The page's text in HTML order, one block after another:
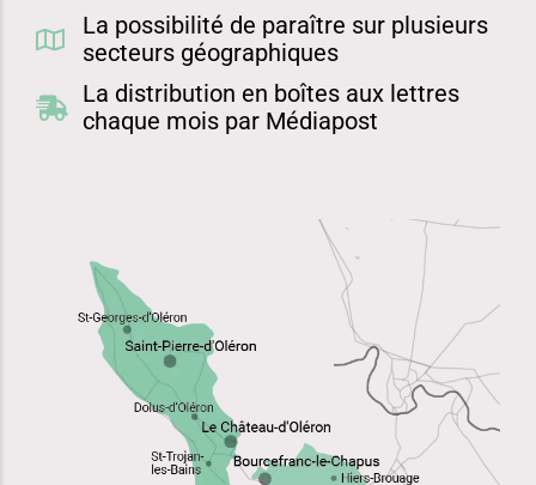
La possibilité de paraître sur plusieurs
secteurs géographiques
La distribution en boîtes aux lettres
chaque mois par Médiapost